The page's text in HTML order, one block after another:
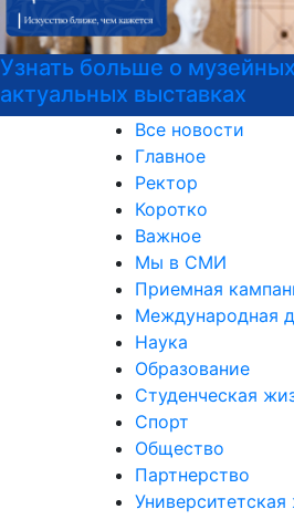
Узнать больше о
актуальных выставках
Все новости
Главное
Ректор
Коротко
Важное
Мы в СМИ
Приемная
Международная
Наука
Образование
Студенческая
Спорт
Общество
Партнерство
Университетская